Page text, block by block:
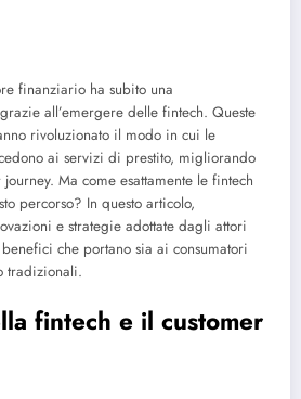
finanziario ha subito una
all’emergere delle fintech. Queste
rivoluzionato il modo in cui le
ai servizi di prestito, migliorando
Ma come esattamente le fintech
percorso? In questo articolo,
e strategie adottate dagli attori
che portano sia ai consumatori
tradizionali.
fintech e il customer